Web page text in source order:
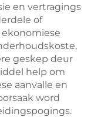
en vertragings
of
geskep deur
help om
aanvalle en
word